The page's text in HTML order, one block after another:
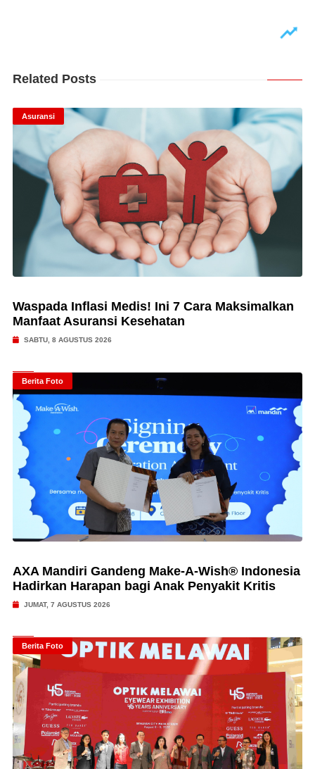
Related Posts
Asuransi
Waspada Inflasi Medis! Ini 7 Cara Maksimalkan
Manfaat Asuransi Kesehatan
SABTU, 8 AGUSTUS 2026
Berita Foto
AXA Mandiri Gandeng Make-A-Wish® Indonesia
Hadirkan Harapan bagi Anak Penyakit Kritis
JUMAT, 7 AGUSTUS 2026
Berita Foto